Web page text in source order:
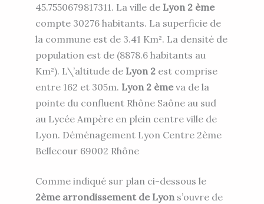
45.7550679817311. La ville de Lyon 2 ème
compte 30276 habitants. La superficie de
la commune est de 3.41 Km². La densité de
population est de (8878.6 habitants au
Km²). L\’altitude de Lyon 2 est comprise
entre 162 et 305m. Lyon 2 èmeva de la
pointe du confluent Rhône Saône au sud
au Lycée Ampère en plein centre ville de
Lyon. Déménagement Lyon Centre 2ème
Bellecour 69002 Rhône
Comme indiqué sur plan ci-dessous le
2ème arrondissement de Lyon s’ouvre de